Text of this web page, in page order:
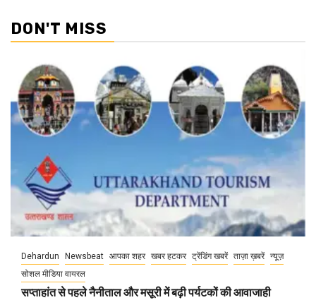
DON'T MISS
Dehardun Newsbeat आपका शहर खबर हटकर ट्रेंडिंग खबरें ताज़ा ख़बरें न्यूज़
सोशल मीडिया वायरल
सप्ताहांत से पहले नैनीताल और मसूरी में बढ़ी पर्यटकों की आवाजाही